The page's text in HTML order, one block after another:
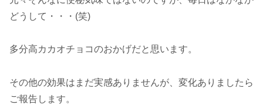
どうして・・・(笑)
多分高カカオチョコのおかげだと思います。
その他の効果はまだ実感ありませんが、変化ありましたら
ご報告します。